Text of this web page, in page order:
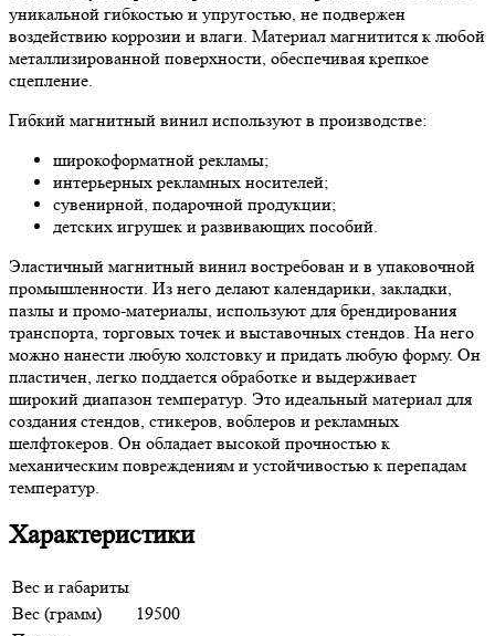
уникальной гибкостью и упругостью, не подвержен
воздействию коррозии и влаги. Материал магнитится к любой
металлизированной поверхности, обеспечивая крепкое
сцепление.
Гибкий магнитный винил используют в производстве:
широкоформатной рекламы;
интерьерных рекламных носителей;
сувенирной, подарочной продукции;
детских игрушек и развивающих пособий.
Эластичный магнитный винил востребован и в упаковочной
промышленности. Из него делают календарики, закладки,
пазлы и промо-материалы, используют для брендирования
транспорта, торговых точек и выставочных стендов. На него
можно нанести любую холстовку и придать любую форму. Он
пластичен, легко поддается обработке и выдерживает
широкий диапазон температур. Это идеальный материал для
создания стендов, стикеров, воблеров и рекламных
шелфтокеров. Он обладает высокой прочностью к
механическим повреждениям и устойчивостью к перепадам
температур.
Характеристики
Вес и габариты
Вес (грамм)
19500